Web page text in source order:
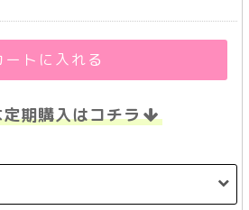
ートに入れる
期購入はコチラ